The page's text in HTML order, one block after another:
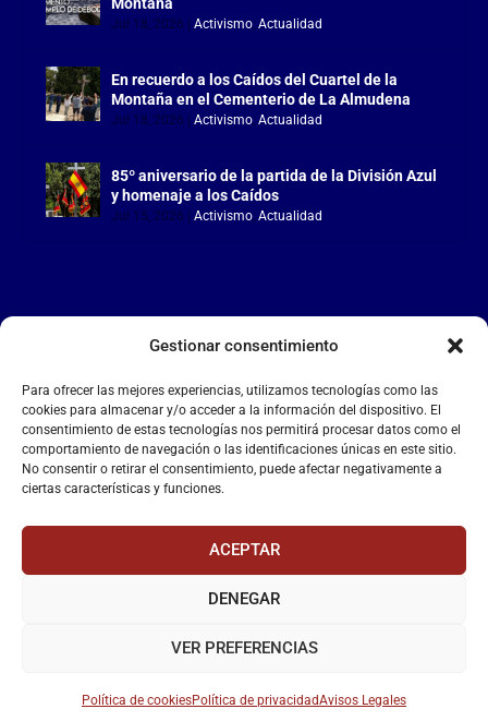
Gestionar consentimiento
Para ofrecer las mejores experiencias, utilizamos tecnologías como las
cookies para almacenar y/o acceder a la información del dispositivo. El
consentimiento de estas tecnologías nos permitirá procesar datos como el
comportamiento de navegación o las identificaciones únicas en este sitio.
No consentir o retirar el consentimiento, puede afectar negativamente a
ciertas características y funciones.
ACEPTAR
DENEGAR
VER PREFERENCIAS
Política de cookiesPolítica de privacidadAvisos Legales
Jul 18, 2026 |Activismo ,Actualidad
En recuerdo a los Caídos del Cuartel de la
Montaña en el Cementerio de La Almudena
Jul 18, 2026 |Activismo ,Actualidad
85º aniversario de la partida de la División Azul
y homenaje a los Caídos
Jul 15, 2026 |Activismo ,Actualidad
LA FALANGE
Reproductor
de
vídeo